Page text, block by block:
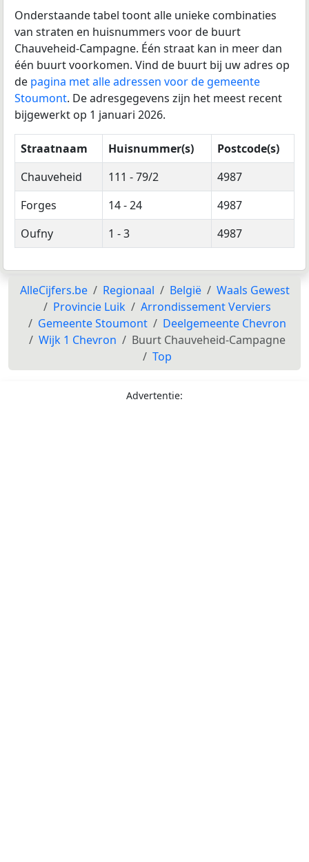
Onderstaande tabel toont alle unieke combinaties
van straten en huisnummers voor de buurt
Chauveheid-Campagne. Één straat kan in meer dan
één buurt voorkomen. Vind de buurt bij uw adres op
de pagina met alle adressen voor de gemeente
Stoumont. De adresgegevens zijn het meest recent
bijgewerkt op 1 januari 2026.
Straatnaam Huisnummer(s)
Postcode(s)
Chauveheid
111 - 79/2
4987
Forges
14 - 24
4987
Oufny
1 - 3 4987
AlleCijfers.be Regionaal België
Waals Gewest
Provincie Luik
Arrondissement Verviers
Gemeente Stoumont
Deelgemeente Chevron
Wijk 1 Chevron
Buurt Chauveheid-Campagne
Top
Advertentie: